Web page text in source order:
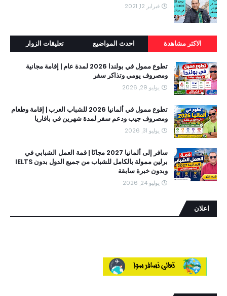
فبراير 12, 2021
الاكثر مشاهدة احدث المواضيع تعليقات الزوار
تطوع ممول في بولندا 2026 لمدة عام | إقامة مجانية
ومصروف يومي وتذاكر سفر
يوليو 29, 2026
تطوع ممول في ألمانيا 2026 للشباب العرب | إقامة وطعام
ومصروف جيب ودعم سفر لمدة شهرين في بافاريا
يوليو 31, 2026
سافر إلى ألمانيا 2027 مجانًا | قمة العمل الشبابي في
برلين ممولة بالكامل للشباب من جميع الدول بدون IELTS
وبدون خبرة سابقة
يوليو 24, 2026
اعلان